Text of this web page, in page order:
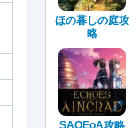
ほの暮しの庭攻
略
SAOEoA攻略